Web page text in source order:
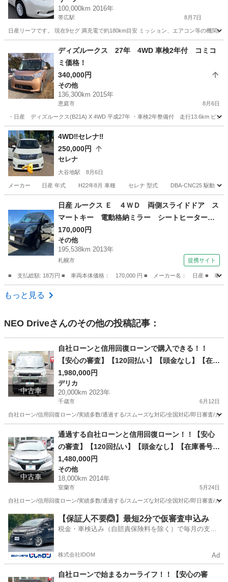
100,000km 2016年
帯広駅 8月7日
日産リーフです。 現在9セグ 満充電で約180km目安 ミッション、エアコン等の機関
帯広駅
ディズルークス 27年 4WD 車検2年付 コミコ
ミ価格！
340,000円
その他
136,300km 2015年
恵庭市 8月6日
・日産 ディズルークス(B21A) X 4WD 平成27年 ・車検2年整備付 走行13.6km ピ
北海道 恵庭市 その他
4WD‼️セレナ‼️
250,000円
セレナ
大谷地駅 8月6日
メーカー 日産 年式 H22年8月 車種 セレナ 型式 DBA-CNC25 駆動
大谷地駅 セレナ 走行距離
日産 ルークス Ｅ ４ＷＤ 両側スライドドア ス
マートキー 電動格納ミラー シートヒーター
ベンチシート ＣＶＴ 盗難防止システム ＡＢ
Ｓ ＣＤ Ｂｌｕｅｔｏｏｔｈ アルミホイー
ル 衝突安全ボディ エアコン （検10.7）
170,000円
その他
195,538km 2013年
札幌市 提携サイト
■ 支払総額: 18万円 ■ 車両本体価格： 170,000 円 ■ メーカー名： 日産 ■ 車
北海道 札幌市
もっと見る
NEO Driveさんのその他の投稿記事：
中古車
自社ローンと信用回復ローンで購入できる！！
【安心の審査】【120回払い】【頭金なし】【在庫
番号D25】三菱 デリカミニ660 T プレミアム 4WD
/ リース/ス自社分割 /信用回復ローン/自己破産/債
務整理/他社お断りされた方/お電話での仮審査/
1,980,000円
デリカ
20,000km 2023年
千歳市 6月12日
自社ローン/信用回復ローン/実績多数/通過する/スムーズな対応/全国対応/即日審査/カ
デリカ
中古車
通過する自社ローンと信用回復ローン！！【安心
の審査】【120回払い】【頭金なし】【在庫番号c
25】ホンダ ヴェゼル1.5 ハイブリッド X 4WD /リ
ース/ス自社分割 /信用回復ローン/自己破産/債務整
理/他社お断りされた方/お電話での仮審査/
1,480,000円
その他
18,000km 2014年
室蘭市 5月24日
自社ローン/信用回復ローン/実績多数/通過する/スムーズな対応/全国対応/即日審査/カ
北海道 室蘭市 その他 ローン
【保証人不要🙆】最短2分で仮審査申込み
税金・車検込み（自賠責保険料を除く）で毎月の支払
株式会社IDOM Ad
自社ローンで始まるカーライフ！！【安心の審